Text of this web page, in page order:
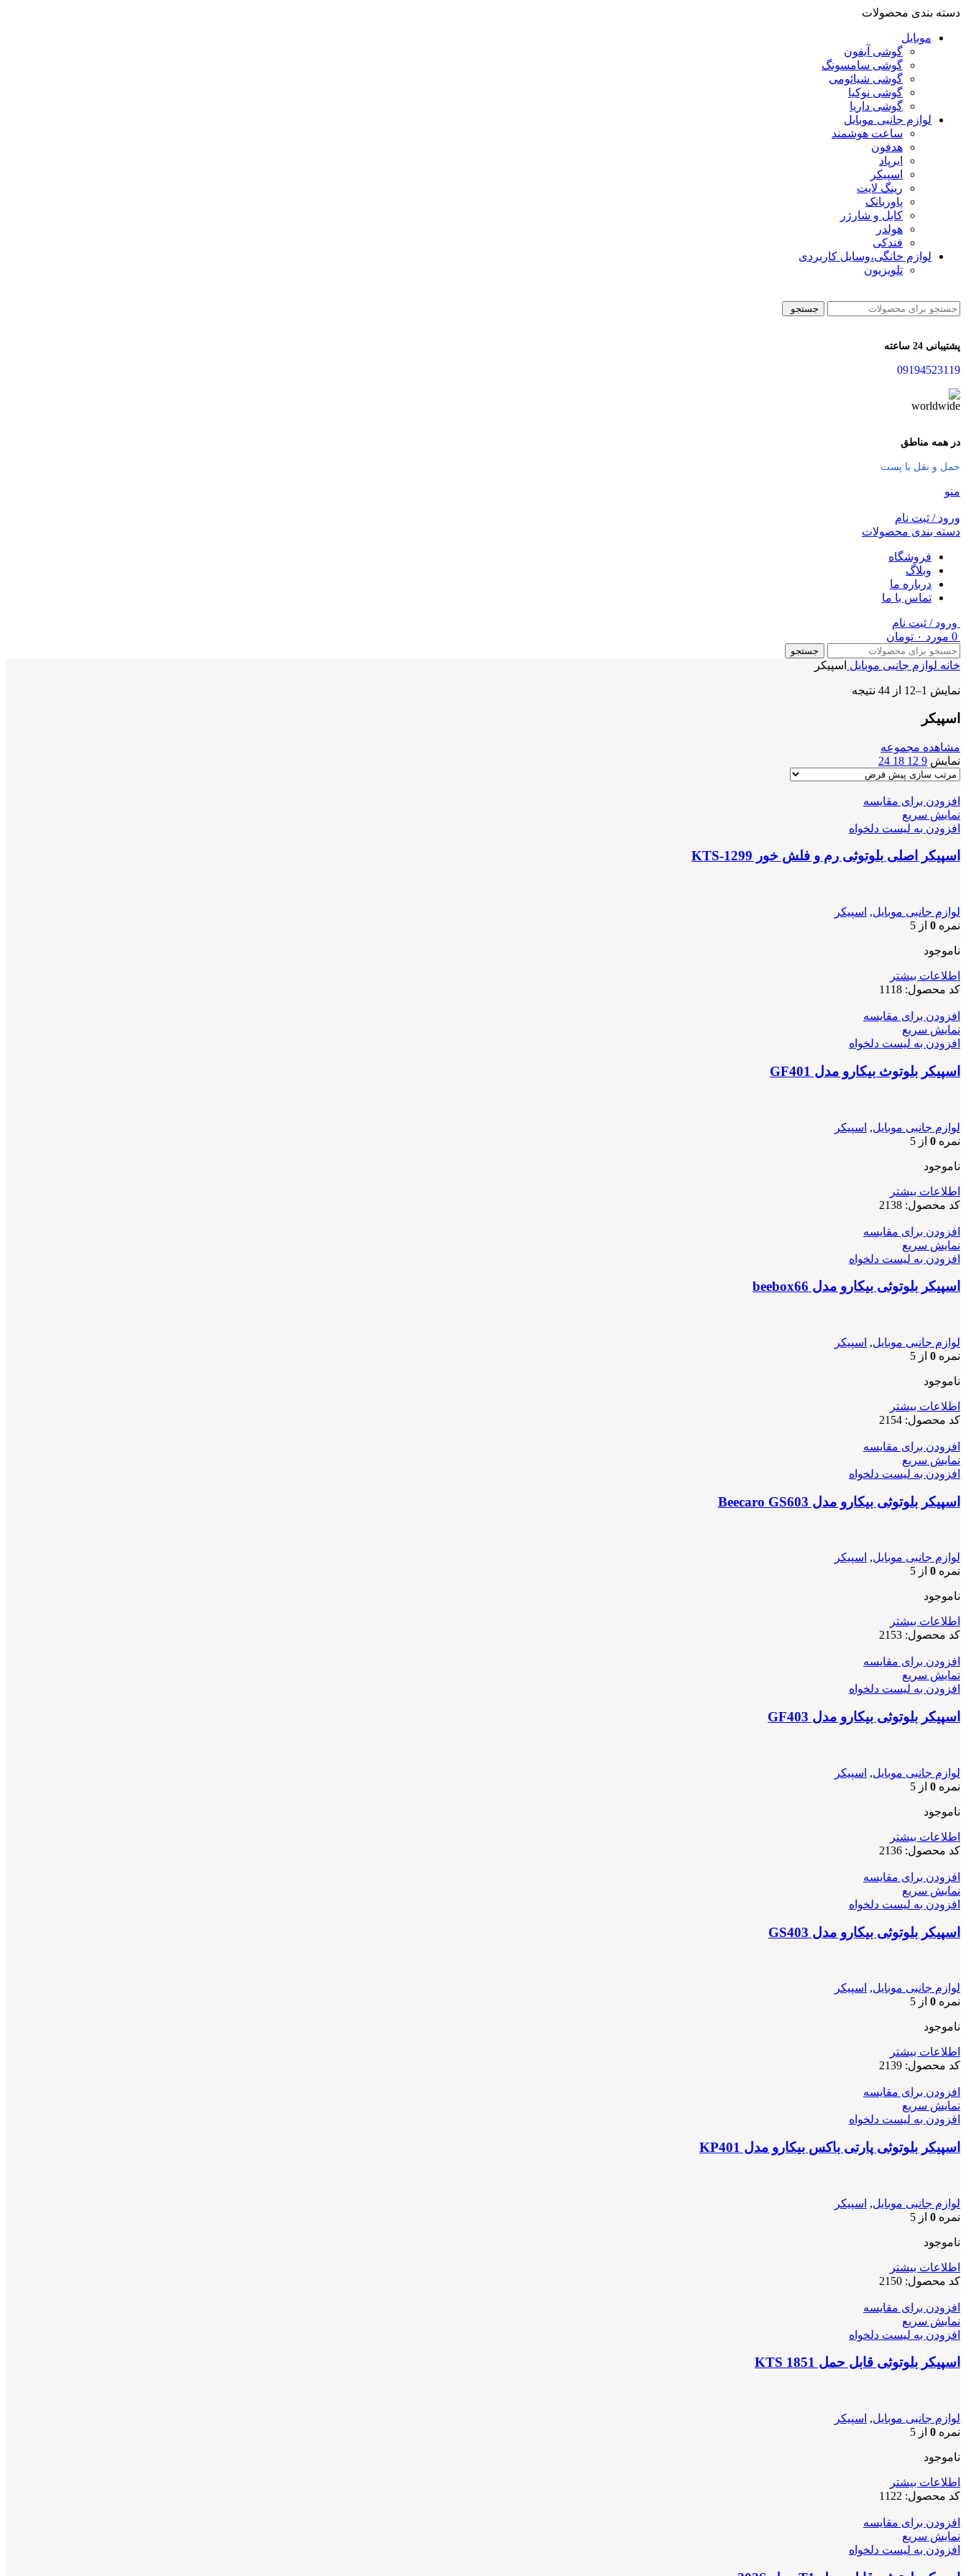
دسته بندی محصولات
موبایل
گوشی آیفون
گوشی سامسونگ
گوشی شیائومی
گوشی نوکیا
گوشی داریا
لوازم جانبی موبایل
ساعت هوشمند
هدفون
ایرپاد
اسپیکر
رینگ لایت
پاوربانک
کابل و شارژر
هولدر
فندکی
لوازم خانگی،وسایل کاربردی
تلویزیون
جستجو
پشتیبانی 24 ساعته
09194523119
در همه مناطق
حمل و نقل با پست
منو
ورود / ثبت نام
دسته بندی محصولات
فروشگاه
وبلاگ
درباره ما
تماس با ما
ورود / ثبت نام
0 مورد ۰ تومان
جستجو
خانه لوازم جانبی موبایل اسپیکر
نمایش 1–12 از 44 نتیجه
اسپیکر
مشاهده مجموعه
نمایش 9
12
18
24
افزودن برای مقایسه
نمایش سریع
افزودن به لیست دلخواه
اسپیکر اصلی بلوتوثی رم و فلش خور KTS-1299
لوازم جانبی موبایل, اسپیکر
نمره 0 از 5
ناموجود
اطلاعات بیشتر
کد محصول: 1118
افزودن برای مقایسه
نمایش سریع
افزودن به لیست دلخواه
اسپیکر بلوتوث بیکارو مدل GF401
لوازم جانبی موبایل, اسپیکر
نمره 0 از 5
ناموجود
اطلاعات بیشتر
کد محصول: 2138
افزودن برای مقایسه
نمایش سریع
افزودن به لیست دلخواه
اسپیکر بلوتوثی بیکارو مدل beebox66
لوازم جانبی موبایل, اسپیکر
نمره 0 از 5
ناموجود
اطلاعات بیشتر
کد محصول: 2154
افزودن برای مقایسه
نمایش سریع
افزودن به لیست دلخواه
اسپیکر بلوتوثی بیکارو مدل Beecaro GS603
لوازم جانبی موبایل, اسپیکر
نمره 0 از 5
ناموجود
اطلاعات بیشتر
کد محصول: 2153
افزودن برای مقایسه
نمایش سریع
افزودن به لیست دلخواه
اسپیکر بلوتوثی بیکارو مدل GF403
لوازم جانبی موبایل, اسپیکر
نمره 0 از 5
ناموجود
اطلاعات بیشتر
کد محصول: 2136
افزودن برای مقایسه
نمایش سریع
افزودن به لیست دلخواه
اسپیکر بلوتوثی بیکارو مدل GS403
لوازم جانبی موبایل, اسپیکر
نمره 0 از 5
ناموجود
اطلاعات بیشتر
کد محصول: 2139
افزودن برای مقایسه
نمایش سریع
افزودن به لیست دلخواه
اسپیکر بلوتوثی پارتی باکس بیکارو مدل KP401
لوازم جانبی موبایل, اسپیکر
نمره 0 از 5
ناموجود
اطلاعات بیشتر
کد محصول: 2150
افزودن برای مقایسه
نمایش سریع
افزودن به لیست دلخواه
اسپیکر بلوتوثی قابل حمل KTS 1851
لوازم جانبی موبایل, اسپیکر
نمره 0 از 5
ناموجود
اطلاعات بیشتر
کد محصول: 1122
افزودن برای مقایسه
نمایش سریع
افزودن به لیست دلخواه